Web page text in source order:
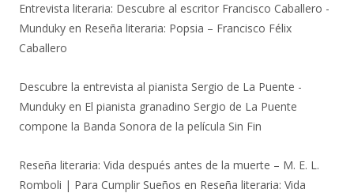
Entrevista literaria: Descubre al escritor Francisco Caballero -
Munduky en Reseña literaria: Popsia – Francisco Félix
Caballero
Descubre la entrevista al pianista Sergio de La Puente -
Munduky en El pianista granadino Sergio de La Puente
compone la Banda Sonora de la película Sin Fin
Reseña literaria: Vida después antes de la muerte – M. E. L.
Romboli | Para Cumplir Sueños en Reseña literaria: Vida